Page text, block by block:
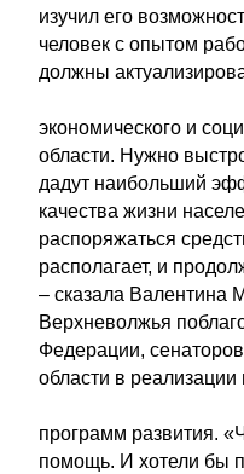
изучил его
человек с опытом
должны
экономического и
области. Нужно
дадут наибольший
качества жизни
распоряжаться
располагает, и
– сказала Валентина
Верхневолжья
Федерации,
области в реализации
программ развития.
помощь. И хотели бы